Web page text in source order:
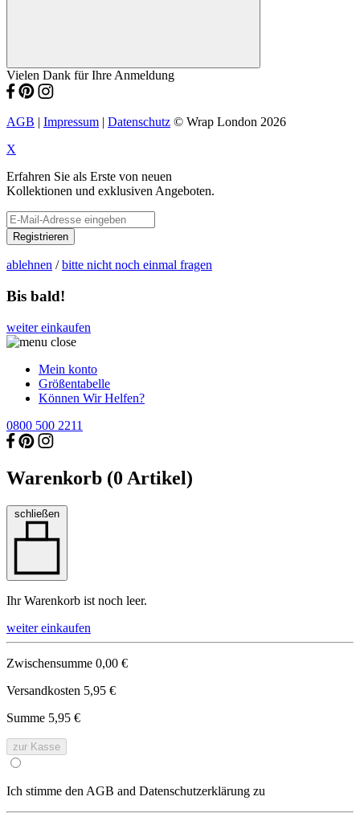
Vielen Dank für Ihre Anmeldung
AGB | Impressum | Datenschutz © Wrap London 2026
X
Erfahren Sie als Erste von neuen
Kollektionen und exklusiven Angeboten.
Registrieren
ablehnen /bitte nicht noch einmal fragen
Bis bald!
weiter einkaufen
Mein konto
Größentabelle
Können Wir Helfen?
0800 500 2211
Warenkorb (0 Artikel)
schließen
Ihr Warenkorb ist noch leer.
weiter einkaufen
Zwischensumme 0,00 €
Versandkosten 5,95 €
Summe 5,95 €
zur Kasse
Ich stimme den AGB and Datenschutzerklärung zu